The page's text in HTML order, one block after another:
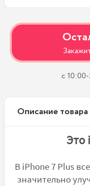
с
Описание товара
Это
В iPhone 7 Plus
значительно